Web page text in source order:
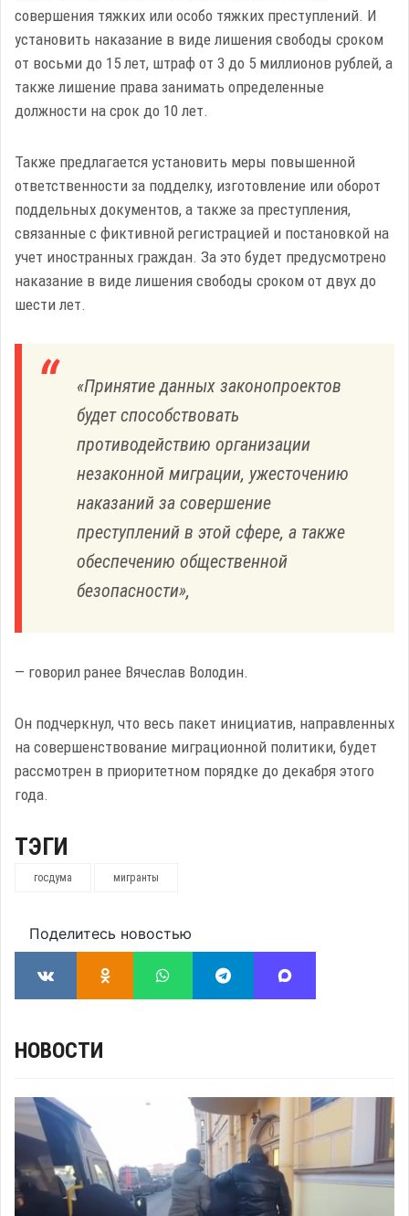
совершения тяжких или особо тяжких преступлений. И
установить наказание в виде лишения свободы сроком
от восьми до 15 лет, штраф от 3 до 5 миллионов рублей, а
также лишение права занимать определенные
должности на срок до 10 лет.
Также предлагается установить меры повышенной
ответственности за подделку, изготовление или оборот
поддельных документов, а также за преступления,
связанные с фиктивной регистрацией и постановкой на
учет иностранных граждан. За это будет предусмотрено
наказание в виде лишения свободы сроком от двух до
шести лет.
«Принятие данных законопроектов
будет способствовать
противодействию организации
незаконной миграции, ужесточению
наказаний за совершение
преступлений в этой сфере, а также
обеспечению общественной
безопасности»,
— говорил ранее Вячеслав Володин.
Он подчеркнул, что весь пакет инициатив, направленных
на совершенствование миграционной политики, будет
рассмотрен в приоритетном порядке до декабря этого
года.
ТЭГИ
госдума мигранты
Поделитесь новостью
НОВОСТИ